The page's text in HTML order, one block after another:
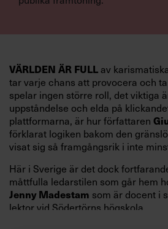
VÄRLDEN ÄR FULLav
tar varje chans att provocera och
spelar ingen större roll, det viktiga
uppståndelse och elda på
plattformarna, är hur författaren
förklarat logiken bakom den
visat sig så framgångsrik i inte
Här i Sverige är det dock
måttfulla ledarstilen som går hem
Jenny Madestam som är docent i
lektor vid Södertörns högskola.